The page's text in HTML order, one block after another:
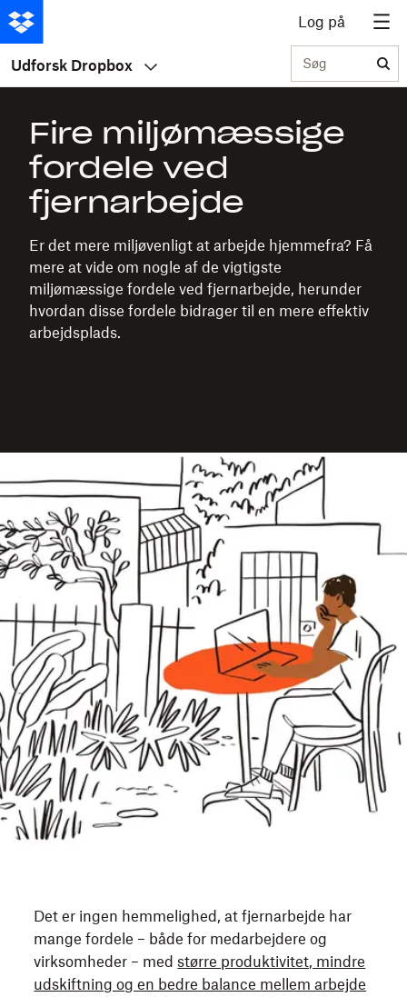
Log på
Udforsk Dropbox Søg
Fire miljømæssige
fordele ved
fjernarbejde
Er det mere miljøvenligt at arbejde hjemmefra? Få
mere at vide om nogle af de vigtigste
miljømæssige fordele ved fjernarbejde, herunder
hvordan disse fordele bidrager til en mere effektiv
arbejdsplads.
Det er ingen hemmelighed, at fjernarbejde har
mange fordele – både for medarbejdere og
virksomheder – medstørre produktivitet, mindre
udskiftning og en bedre balance mellem arbejde